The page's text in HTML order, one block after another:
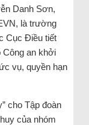
Danh Sơn,
là trường
Cục Điều tiết
an khởi
vụ, quyền hạn
cho Tập đoàn
của nhóm